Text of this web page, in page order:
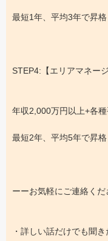
最短1年、平均3年で昇格
STEP4:【エリアマネージ
年収2,000万円以上+各種
最短2年、平均5年で昇格
ーーお気軽にご連絡くだ
・詳しい話だけでも聞き